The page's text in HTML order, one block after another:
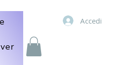
Accedi